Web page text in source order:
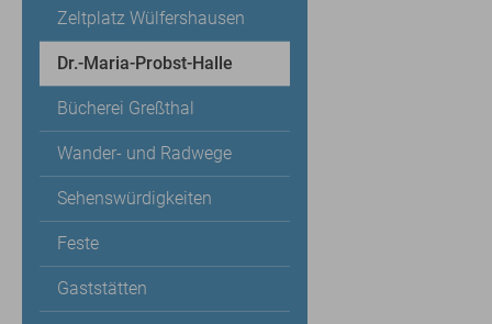
Zeltplatz Wülfershausen
Dr.-Maria-Probst-Halle
Bücherei Greßthal
Wander- und Radwege
Sehenswürdigkeiten
Feste
Gaststätten